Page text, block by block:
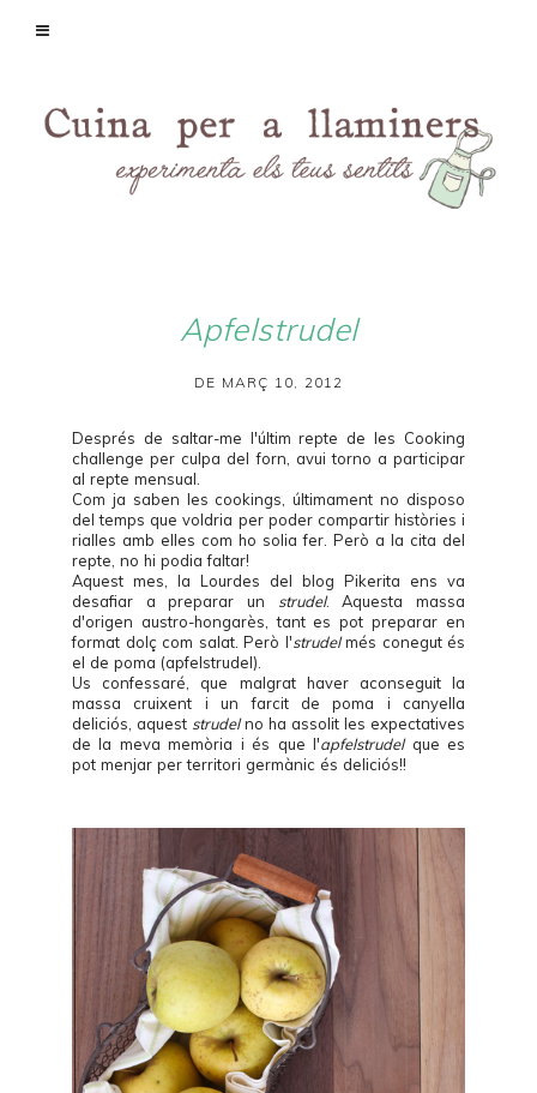
Apfelstrudel
DE MARÇ 10, 2012
Després de saltar-me l'últim repte de les Cooking
challenge per culpa del forn, avui torno a participar
al repte mensual.
Com ja saben les cookings, últimament no disposo
del temps que voldria per poder compartir històries i
rialles amb elles com ho solia fer. Però a la cita del
repte, no hi podia faltar!
Aquest mes, la Lourdes del blog Pikerita ens va
desafiar a preparar un strudel. Aquesta massa
d'origen austro-hongarès, tant es pot preparar en
format dolç com salat. Però l'strudelmés conegut és
el de poma (apfelstrudel).
Us confessaré, que malgrat haver aconseguit la
massa cruixent i un farcit de poma i canyella
deliciós, aquest strudelno ha assolit les expectatives
de la meva memòria i és que l'apfelstrudel que es
pot menjar per territori germànic és deliciós!!